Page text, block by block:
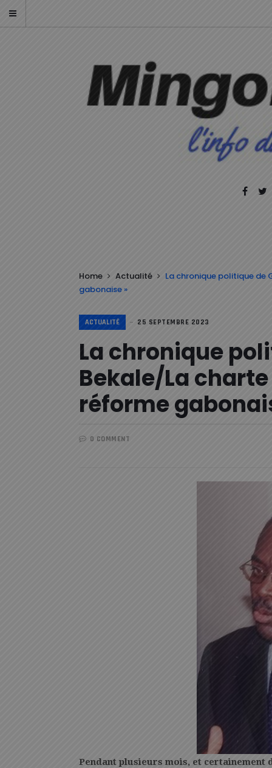
Home Actualité
La chronique politique de
gabonaise »
ACTUALITÉ 25 SEPTEMBRE 2023
La chronique
Bekale/La charte
réforme
0 COMMENT
Pendant plusieurs mois, et certainement